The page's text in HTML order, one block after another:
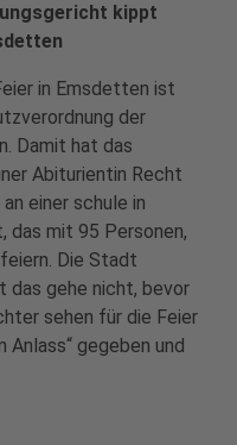
kippt
in Emsdetten ist
der
Damit hat das
Abiturientin Recht
einer schule in
das mit 95 Personen,
Die Stadt
gehe nicht, bevor
sehen für die Feier
Anlass“ gegeben und